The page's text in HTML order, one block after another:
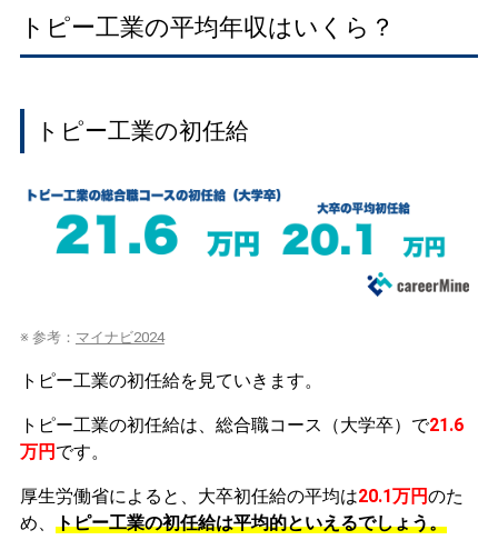
トピー工業の平均年収はいくら？
トピー工業の初任給
※ 参考： マイナビ2024
トピー工業の初任給を見ていきます。
トピー工業の初任給は、総合職コース（大学卒）で21.6
万円 です。
厚生労働省によると、大卒初任給の平均は20.1万円のた
め、 トピー工業の初任給は平均的といえるでしょう。